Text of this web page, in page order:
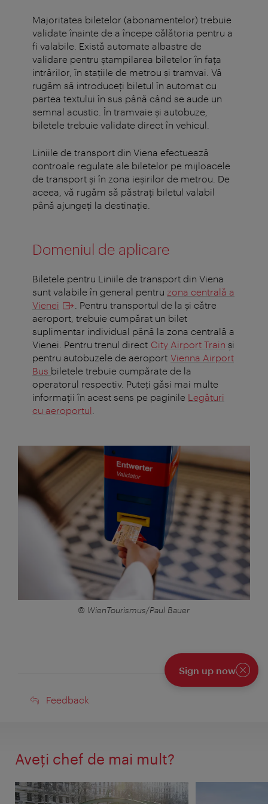
Majoritatea biletelor (abonamentelor) trebuie
validate înainte de a începe călătoria pentru a
fi valabile. Există automate albastre de
validare pentru ștampilarea biletelor în fața
intrărilor, în stațiile de metrou și tramvai. Vă
rugăm să introduceți biletul în automat cu
partea textului în sus până când se aude un
semnal acustic. În tramvaie și autobuze,
biletele trebuie validate direct în vehicul.
Liniile de transport din Viena efectuează
controale regulate ale biletelor pe mijloacele
de transport și în zona ieșirilor de metrou. De
aceea, vă rugăm să păstraţi biletul valabil
până ajungeţi la destinaţie.
Domeniul de aplicare
Biletele pentru Liniile de transport din Viena
sunt valabile în general pentru zona centrală a
Vienei
. Pentru transportul de la și către
aeroport, trebuie cumpărat un bilet
suplimentar individual până la zona centrală a
Vienei. Pentru trenul direct City Airport Train și
pentru autobuzele de aeroport Vienna Airport
Bus biletele trebuie cumpărate de la
operatorul respectiv. Puteți găsi mai multe
informaţii în acest sens pe paginile Legături
cu aeroportul
© WienTourismus/Paul Bauer
Feedback
Feedback
Sign up now
Aveţi chef de mai mult?